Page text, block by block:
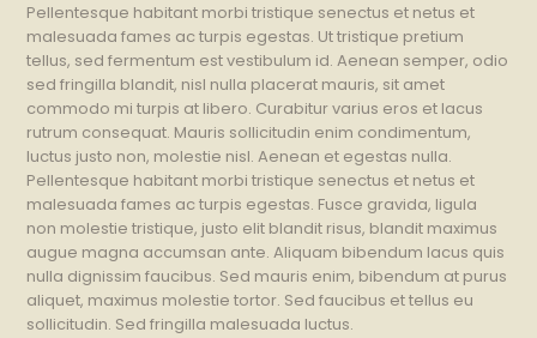
Pellentesque habitant morbi tristique senectus et netus et
malesuada fames ac turpis egestas. Ut tristique pretium
tellus, sed fermentum est vestibulum id. Aenean semper, odio
sed fringilla blandit, nisl nulla placerat mauris, sit amet
commodo mi turpis at libero. Curabitur varius eros et lacus
rutrum consequat. Mauris sollicitudin enim condimentum,
luctus justo non, molestie nisl. Aenean et egestas nulla.
Pellentesque habitant morbi tristique senectus et netus et
malesuada fames ac turpis egestas. Fusce gravida, ligula
non molestie tristique, justo elit blandit risus, blandit maximus
augue magna accumsan ante. Aliquam bibendum lacus quis
nulla dignissim faucibus. Sed mauris enim, bibendum at purus
aliquet, maximus molestie tortor. Sed faucibus et tellus eu
sollicitudin. Sed fringilla malesuada luctus.